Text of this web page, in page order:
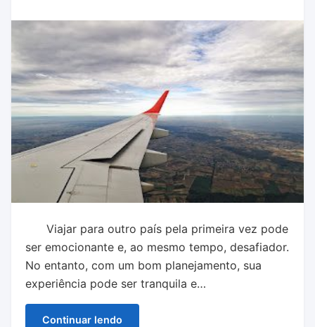
Viajar para outro país pela primeira vez pode
ser emocionante e, ao mesmo tempo, desafiador.
No entanto, com um bom planejamento, sua
experiência pode ser tranquila e…
Continuar lendo